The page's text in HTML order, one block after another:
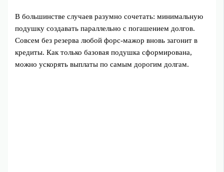
В большинстве случаев разумно сочетать: минимальную
подушку создавать параллельно с погашением долгов.
Совсем без резерва любой форс‑мажор вновь загонит в
кредиты. Как только базовая подушка сформирована,
можно ускорять выплаты по самым дорогим долгам.